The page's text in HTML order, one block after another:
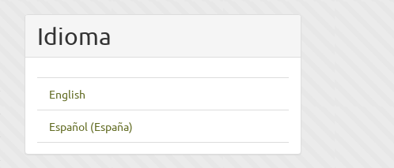
Idioma
English
Español (España)